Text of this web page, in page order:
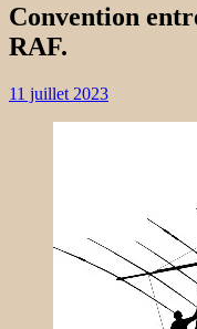
Convention
RAF.
11 juillet 2023